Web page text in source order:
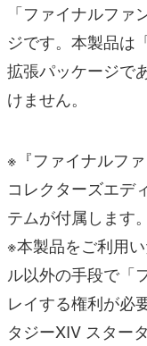
「ファイナルフ
ジです。本製品は
拡張パッケージで
けません。
※『ファイナルフ
コレクターズエデ
テムが付属します。
※本製品をご利用
ル以外の手段で「
レイする権利が必
タジーXIV スター